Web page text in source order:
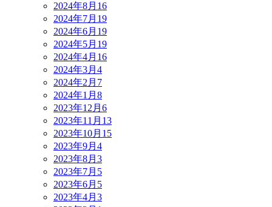
2024年8月 16
2024年7月 19
2024年6月 19
2024年5月 19
2024年4月 16
2024年3月 4
2024年2月 7
2024年1月 8
2023年12月 6
2023年11月 13
2023年10月 15
2023年9月 4
2023年8月 3
2023年7月 5
2023年6月 5
2023年4月 3